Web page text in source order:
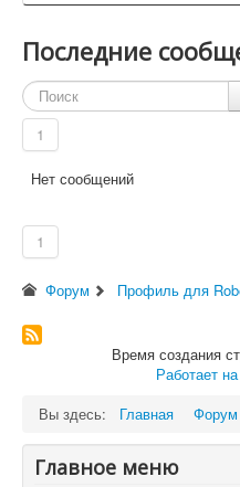
Последние
1
Нет сообщений
1
Форум Профиль для
Время создания
Работает на
Вы здесь:
Главная Форум
Главное меню